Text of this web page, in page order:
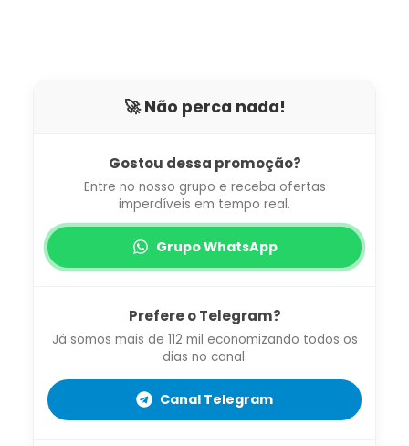
🚀 Não perca nada!
Gostou dessa promoção?
Entre no nosso grupo e receba ofertas
imperdíveis em tempo real.
Grupo WhatsApp
Prefere o Telegram?
Já somos mais de 112 mil economizando todos os
dias no canal.
Canal Telegram